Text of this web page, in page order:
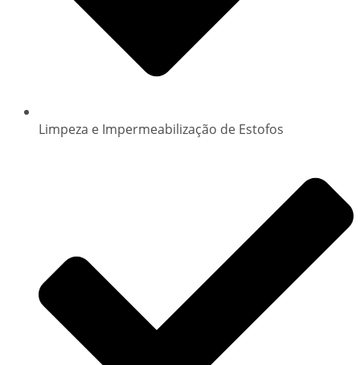
Limpeza e Impermeabilização de Estofos